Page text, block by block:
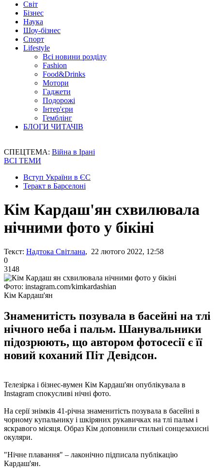
Світ
Бізнес
Наука
Шоу-бізнес
Спорт
Lifestyle
Всі новини розділу
Fashion
Food&Drinks
Мотори
Гаджети
Подорожі
Інтер'єри
Гемблінг
БЛОГИ ЧИТАЧІВ
СПЕЦТЕМА: Війна в Ірані
ВСІ ТЕМИ
Вступ України в ЄС
Теракт в Барселоні
Кім Кардаш'ян схвилювала
нічними фото у бікіні
Текст: Надтока Світлана, 22 лютого 2022, 12:58
0
3148
Фото: instagram.com/kimkardashian
Кім Кардаш'ян
Знаменитість позувала в басейні на тлі
нічного неба і пальм. Шанувальники
підозрюють, що автором фотосесії є її
новий коханий Піт Девідсон.
Телезірка і бізнес-вумен Кім Кардаш'ян опублікувала в
Instagram спокусливі нічні фото.
На серії знімків 41-річна знаменитість позувала в басейні в
чорному купальнику і шкіряних рукавичках на тлі пальм і
яскравого місяця. Образ Кім доповнили стильні сонцезахисні
окуляри.
"Нічне плавання" – лаконічно підписала публікацію
Кардаш'ян.